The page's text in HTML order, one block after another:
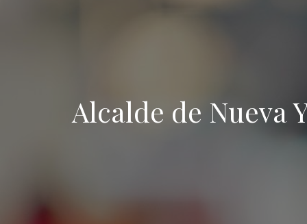
Alcalde de Nueva